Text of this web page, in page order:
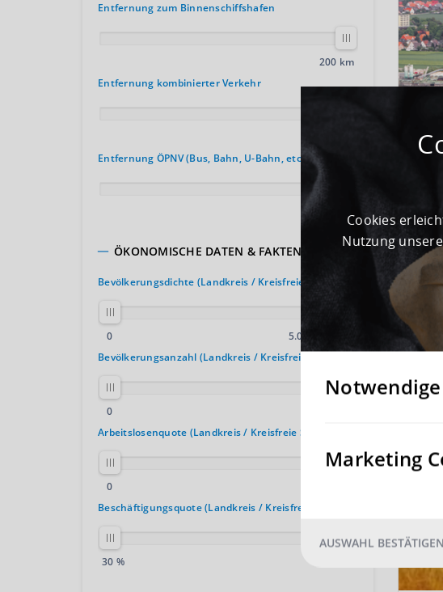
Entfernung zum Binnenschiffshafen
200 km
Entfernung kombinierter Verkehr
Entfernung ÖPNV (Bus, Bahn, U-Bahn, etc.)
30 km
ÖKONOMISCHE DATEN & FAKTEN
Bevölkerungsdichte (Landkreis / Kreisfreie Stadt)
0 5.000 E. / km
Bevölkerungsanzahl (Landkreis / Kreisfreie Stadt)
0
Arbeitslosenquote (Landkreis / Kreisfreie Stadt)
0
Beschäftigungsquote (Landkreis / Kreisfreie Stadt)
30 %
Mit
Cookies
Nutzung
Marketing
AUSWAHL BESTÄTIGEN